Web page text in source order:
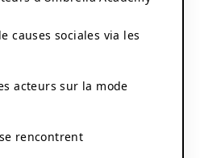
causes sociales via les
acteurs sur la mode
rencontrent